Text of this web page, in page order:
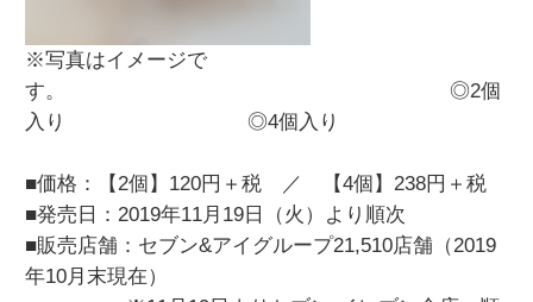
※写真はイメージで
す。 ◎2個
入り ◎4個入り
■価格：【2個】120円＋税 ／ 【4個】238円＋税
■発売日：2019年11月19日（火）より順次
■販売店舗：セブン&アイグループ21,510店舗（2019
年10月末現在）